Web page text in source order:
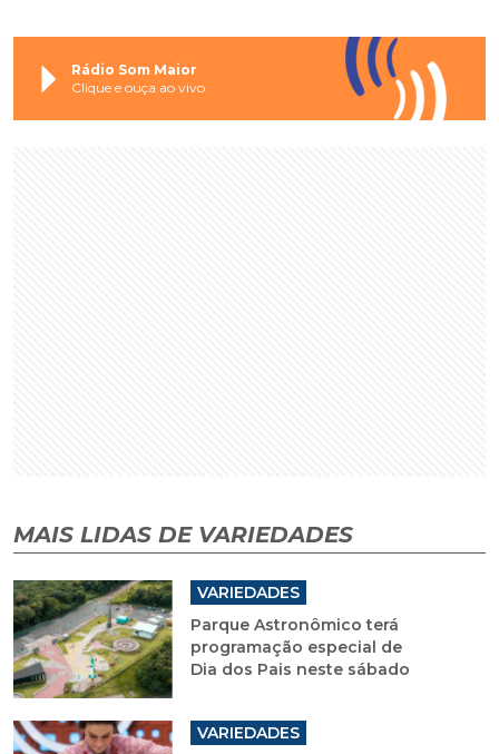
Rádio Som Maior
Clique e ouça ao vivo
MAIS LIDAS DE VARIEDADES
VARIEDADES
Parque Astronômico terá
programação especial de
Dia dos Pais neste sábado
VARIEDADES